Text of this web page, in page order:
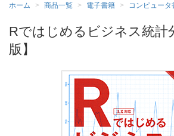
ホーム 商品一覧 電子書籍 コンピュータ
Rではじめるビジネス統計
版】